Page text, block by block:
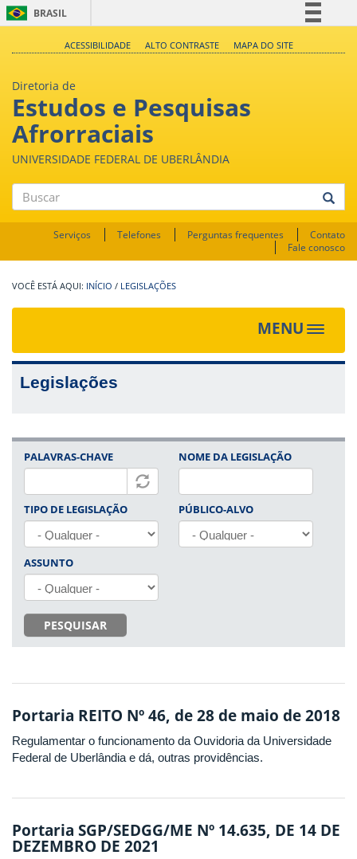
BRASIL
Acesso à informação
ACESSIBILIDADE ALTO CONTRASTE MAPA DO SITE
Diretoria de
Estudos e Pesquisas
Afrorraciais
UNIVERSIDADE FEDERAL DE UBERLÂNDIA
Buscar
Serviços Telefones Perguntas frequentes
Contato
Fale conosco
INÍCIO / LEGISLAÇÕES
MENU
Toggle
Legislações
PALAVRAS-CHAVE
TIPO DE LEGISLAÇÃO
ASSUNTO
PESQUISAR
NOME DA LEGISLAÇÃO
PÚBLICO-ALVO
Portaria REITO Nº 46, de 28 de maio de 2018
Regulamentar o funcionamento da Ouvidoria da Universidade
Federal de Uberlândia e dá, outras providências.
Portaria SGP/SEDGG/ME Nº 14.635, DE 14 DE
DEZEMBRO DE 2021